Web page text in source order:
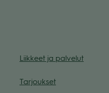
Liik­keet ja pal­ve­lut
Tar­jouk­set